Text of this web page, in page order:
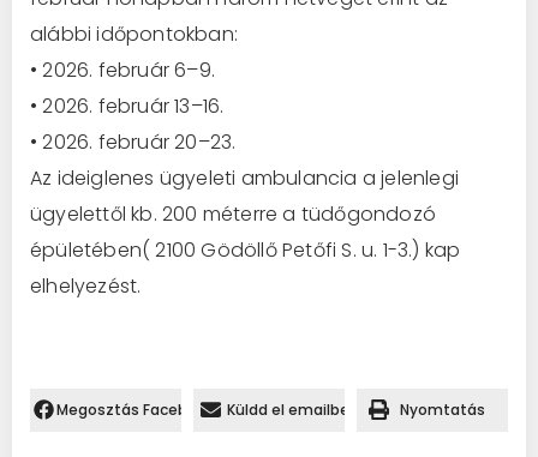
alábbi időpontokban:
• 2026. február 6–9.
• 2026. február 13–16.
• 2026. február 20–23.
Az ideiglenes ügyeleti ambulancia a jelenlegi
ügyelettől kb. 200 méterre a tüdőgondozó
épületében( 2100 Gödöllő Petőfi S. u. 1-3.) kap
elhelyezést.
Megosztás Facebookon.Küldd el emailben Nyomtatás